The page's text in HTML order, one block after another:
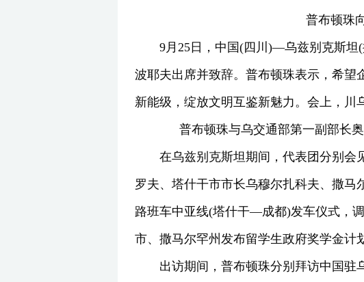
普布顿珠
9月25日，中国(四川)—乌兹别克斯坦
波耶夫出席并致辞。普布顿珠表示，希望
新能级，绽放文明互鉴新魅力。会上，川
普布顿珠与乌交通部第一副部长
在乌兹别克斯坦期间，代表团分别会
罗夫、塔什干市市长乌穆尔扎科夫、撒马
路班车中亚线(塔什干—成都)发车仪式，
市、撒马尔罕州发布留学生政府奖学金计
出访期间，普布顿珠分别拜访中国驻